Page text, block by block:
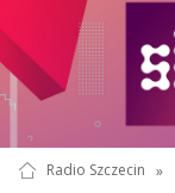
Radio Szczecin »